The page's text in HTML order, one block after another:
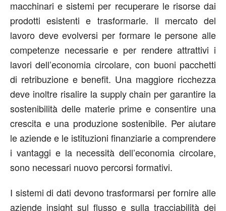
macchinari e sistemi per recuperare le risorse dai
prodotti esistenti e trasformarle. Il mercato del
lavoro deve evolversi per formare le persone alle
competenze necessarie e per rendere attrattivi i
lavori dell’economia circolare, con buoni pacchetti
di retribuzione e benefit. Una maggiore ricchezza
deve inoltre risalire la supply chain per garantire la
sostenibilità delle materie prime e consentire una
crescita e una produzione sostenibile. Per aiutare
le aziende e le istituzioni finanziarie a comprendere
i vantaggi e la necessità dell’economia circolare,
sono necessari nuovo percorsi formativi.
I sistemi di dati devono trasformarsi per fornire alle
aziende insight sul flusso e sulla tracciabilità dei